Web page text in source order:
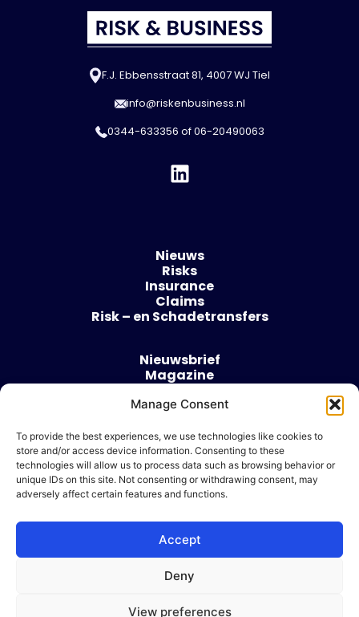
Manage Consent
To provide the best experiences, we use technologies like cookies to
store and/or access device information. Consenting to these
technologies will allow us to process data such as browsing behavior or
unique IDs on this site. Not consenting or withdrawing consent, may
adversely affect certain features and functions.
Accept
Deny
View preferences
F.J. Ebbensstraat 81, 4007 WJ Tiel
info@riskenbusiness.nl
0344-633356 of06-20490063
Nieuws
Risks
Insurance
Claims
Risk – en Schadetransfers
Nieuwsbrief
Magazine
Over
Algemene voorwaarden
Cookie beleid
Ik wil adverteren
© 2026 Risk & Business